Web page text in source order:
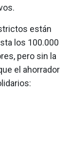
están
los 100.000
pero sin la
el ahorrador